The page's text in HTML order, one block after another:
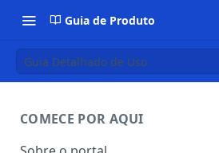
Guia de Produto
Guia Detalhado de Uso
COMECE POR AQUI